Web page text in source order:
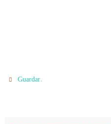
Guardar.